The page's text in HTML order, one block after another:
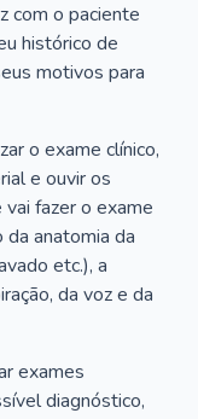
com o paciente
histórico de
motivos para
o exame clínico,
e ouvir os
fazer o exame
da anatomia da
etc.), a
da voz e da
exames
diagnóstico,